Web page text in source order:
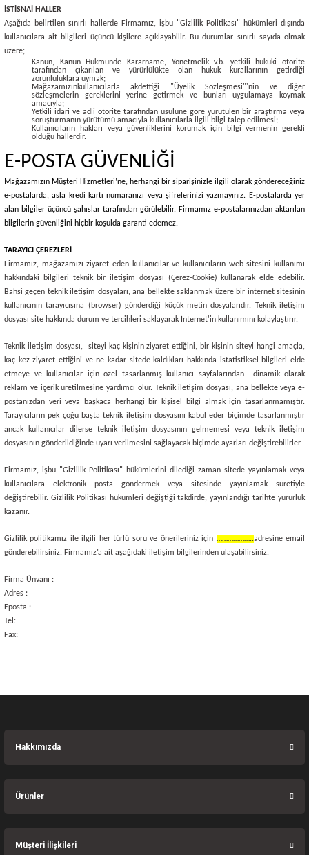
İSTİSNAİ HALLER
Aşağıda belirtilen sınırlı hallerde Firmamız, işbu "Gizlilik Politikası" hükümleri dışında
kullanıcılara ait bilgileri üçüncü kişilere açıklayabilir. Bu durumlar sınırlı sayıda olmak
üzere;
Kanun, Kanun Hükmünde Kararname, Yönetmelik v.b. yetkili hukuki otorite
tarafından çıkarılan ve yürürlülükte olan hukuk kurallarının getirdiği
zorunluluklara uymak;
Mağazamızınkullanıcılarla akdettiği "Üyelik Sözleşmesi"'nin ve diğer
sözleşmelerin gereklerini yerine getirmek ve bunları uygulamaya koymak
amacıyla;
Yetkili idari ve adli otorite tarafından usulüne göre yürütülen bir araştırma veya
soruşturmanın yürütümü amacıyla kullanıcılarla ilgili bilgi talep edilmesi;
Kullanıcıların hakları veya güvenliklerini korumak için bilgi vermenin gerekli
olduğu hallerdir.
E-POSTA GÜVENLİĞİ
Mağazamızın Müşteri Hizmetleri’ne, herhangi bir siparişinizle ilgili olarak göndereceğiniz
e-postalarda, asla kredi kartı numaranızı veya şifrelerinizi yazmayınız. E-postalarda yer
alan bilgiler üçüncü şahıslar tarafından görülebilir. Firmamız e-postalarınızdan aktarılan
bilgilerin güvenliğini hiçbir koşulda garanti edemez.
TARAYICI ÇEREZLERİ
Firmamız, mağazamızı ziyaret eden kullanıcılar ve kullanıcıların web sitesini kullanımı
hakkındaki bilgileri teknik bir iletişim dosyası (Çerez-Cookie) kullanarak elde edebilir.
Bahsi geçen teknik iletişim dosyaları, ana bellekte saklanmak üzere bir internet sitesinin
kullanıcının tarayıcısına (browser) gönderdiği küçük metin dosyalarıdır. Teknik iletişim
dosyası site hakkında durum ve tercihleri saklayarak İnternet'in kullanımını kolaylaştırır.
Teknik iletişim dosyası, siteyi kaç kişinin ziyaret ettiğini, bir kişinin siteyi hangi amaçla,
kaç kez ziyaret ettiğini ve ne kadar sitede kaldıkları hakkında istatistiksel bilgileri elde
etmeye ve kullanıcılar için özel tasarlanmış kullanıcı sayfalarından dinamik olarak
reklam ve içerik üretilmesine yardımcı olur. Teknik iletişim dosyası, ana bellekte veya e-
postanızdan veri veya başkaca herhangi bir kişisel bilgi almak için tasarlanmamıştır.
Tarayıcıların pek çoğu başta teknik iletişim dosyasını kabul eder biçimde tasarlanmıştır
ancak kullanıcılar dilerse teknik iletişim dosyasının gelmemesi veya teknik iletişim
dosyasının gönderildiğinde uyarı verilmesini sağlayacak biçimde ayarları değiştirebilirler.
Firmamız, işbu "Gizlilik Politikası" hükümlerini dilediği zaman sitede yayınlamak veya
kullanıcılara elektronik posta göndermek veya sitesinde yayınlamak suretiyle
değiştirebilir. Gizlilik Politikası hükümleri değiştiği takdirde, yayınlandığı tarihte yürürlük
kazanır.
Gizlilik politikamız ile ilgili her türlü soru ve önerileriniz için ………………..adresine email
gönderebilirsiniz. Firmamız’a ait aşağıdaki iletişim bilgilerinden ulaşabilirsiniz.
Firma Ünvanı :
Adres :
Eposta :
Tel:
Fax:
Hakkımızda
Ürünler
Müşteri İlişkileri